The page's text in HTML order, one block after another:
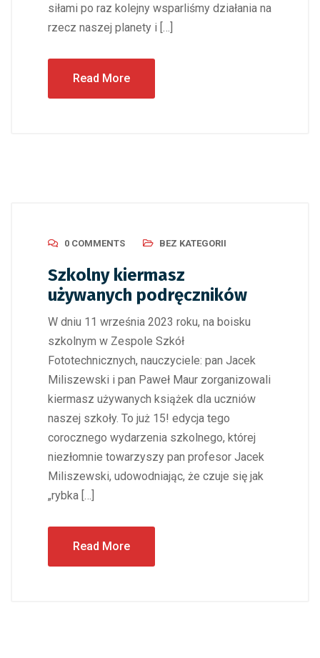
siłami po raz kolejny wsparliśmy działania na
rzecz naszej planety i […]
Read More
0 COMMENTS BEZ KATEGORII
Szkolny kiermasz
używanych podręczników
W dniu 11 września 2023 roku, na boisku
szkolnym w Zespole Szkół
Fototechnicznych, nauczyciele: pan Jacek
Miliszewski i pan Paweł Maur zorganizowali
kiermasz używanych książek dla uczniów
naszej szkoły. To już 15! edycja tego
corocznego wydarzenia szkolnego, której
niezłomnie towarzyszy pan profesor Jacek
Miliszewski, udowodniając, że czuje się jak
„rybka […]
Read More